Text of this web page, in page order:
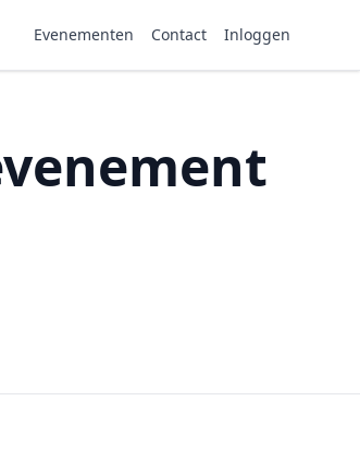
Evenementen Contact Inloggen